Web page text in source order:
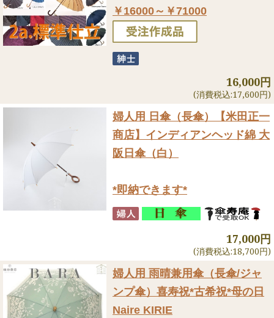
￥16000～￥71000
16,000円
(消費税込:17,600円)
婦人用 日傘（長傘）
【米田正一
商店】インディアンヘッド綿 大
阪日傘（白）
*即納できます*
17,000円
(消費税込:18,700円)
婦人用 雨晴兼用傘（長傘/ジャ
ンプ傘） 喜寿祝*古希祝*母の日
Naire KIRIE